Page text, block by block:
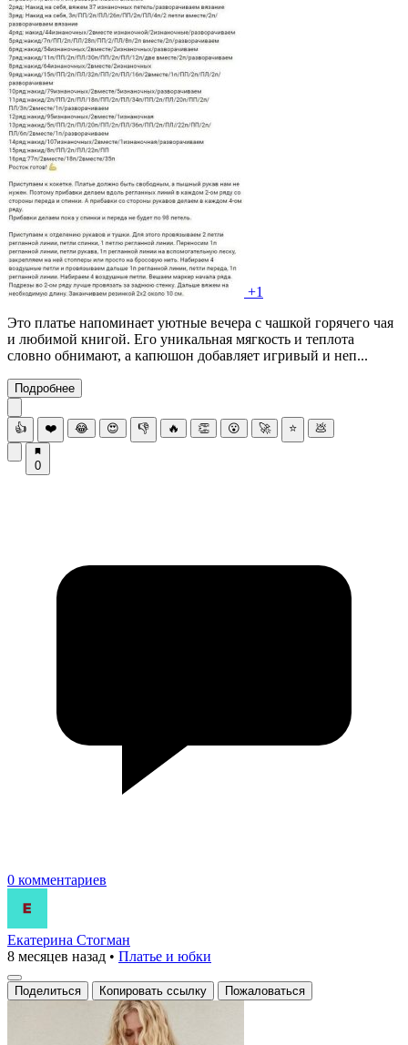
+1
Это платье напоминает уютные вечера с чашкой горячего чая
и любимой книгой. Его уникальная мягкость и теплота
словно обнимают, а капюшон добавляет игривый и неп...
Подробнее
👍 ❤️ 😂 😍 👎 🔥 👏 😮 🚀 ⭐ 💩
0
0 комментариев
Екатерина Стогман
8 месяцев назад • Платье и юбки
Поделиться Копировать ссылку Пожаловаться